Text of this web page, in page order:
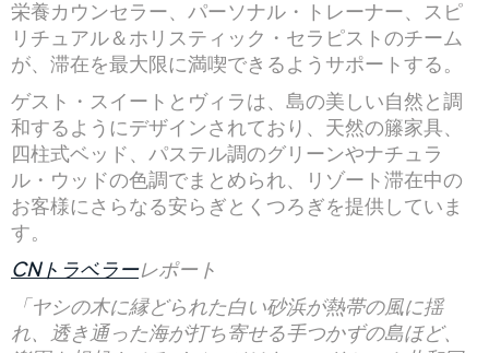
栄養カウンセラー、パーソナル・トレーナー、スピ
リチュアル＆ホリスティック・セラピストのチーム
が、滞在を最大限に満喫できるようサポートする。
ゲスト・スイートとヴィラは、島の美しい自然と調
和するようにデザインされており、天然の籐家具、
四柱式ベッド、パステル調のグリーンやナチュラ
ル・ウッドの色調でまとめられ、リゾート滞在中の
お客様にさらなる安らぎとくつろぎを提供していま
す。
CNトラベラーレポート
「ヤシの木に縁どられた白い砂浜が熱帯の風に揺
れ、透き通った海が打ち寄せる手つかずの島ほど、